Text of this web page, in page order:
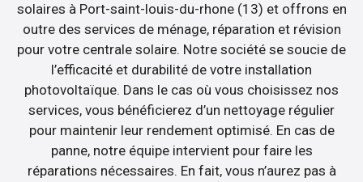
solaires à Port-saint-louis-du-rhone (13) et offrons en
outre des services de ménage, réparation et révision
pour votre centrale solaire. Notre société se soucie de
l’efficacité et durabilité de votre installation
photovoltaïque. Dans le cas où vous choisissez nos
services, vous bénéficierez d’un nettoyage régulier
pour maintenir leur rendement optimisé. En cas de
panne, notre équipe intervient pour faire les
réparations nécessaires. En fait, vous n’aurez pas à